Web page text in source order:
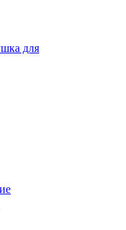
для